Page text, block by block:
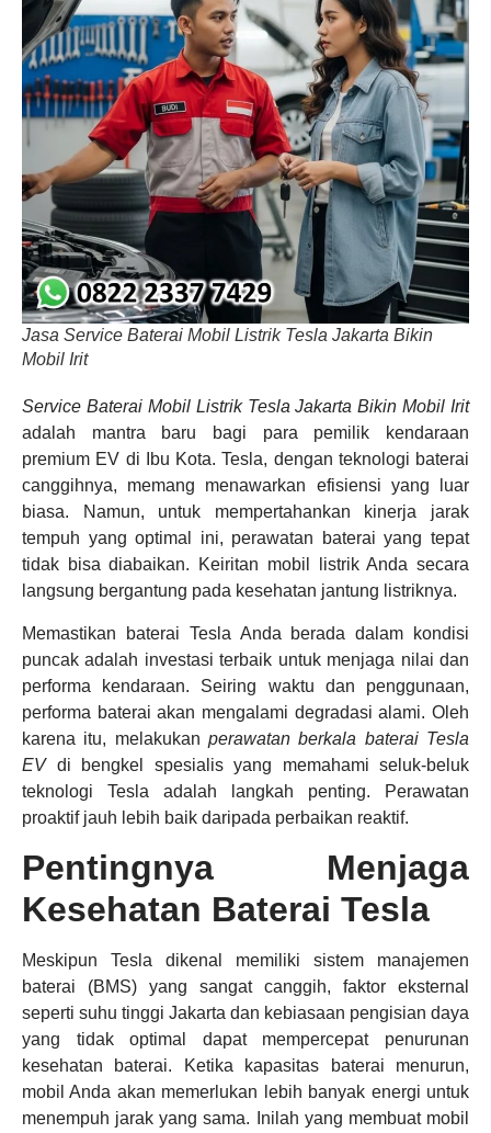
Jasa Service Baterai Mobil Listrik Tesla Jakarta Bikin
Mobil Irit
Service Baterai Mobil Listrik Tesla Jakarta Bikin Mobil Irit
adalah mantra baru bagi para pemilik kendaraan
premium EV di Ibu Kota. Tesla, dengan teknologi baterai
canggihnya, memang menawarkan efisiensi yang luar
biasa. Namun, untuk mempertahankan kinerja jarak
tempuh yang optimal ini, perawatan baterai yang tepat
tidak bisa diabaikan. Keiritan mobil listrik Anda secara
langsung bergantung pada kesehatan jantung listriknya.
Memastikan baterai Tesla Anda berada dalam kondisi
puncak adalah investasi terbaik untuk menjaga nilai dan
performa kendaraan. Seiring waktu dan penggunaan,
performa baterai akan mengalami degradasi alami. Oleh
karena itu, melakukan perawatan berkala baterai Tesla
EVdi bengkel spesialis yang memahami seluk-beluk
teknologi Tesla adalah langkah penting. Perawatan
proaktif jauh lebih baik daripada perbaikan reaktif.
Pentingnya Menjaga
Kesehatan Baterai Tesla
Meskipun Tesla dikenal memiliki sistem manajemen
baterai (BMS) yang sangat canggih, faktor eksternal
seperti suhu tinggi Jakarta dan kebiasaan pengisian daya
yang tidak optimal dapat mempercepat penurunan
kesehatan baterai. Ketika kapasitas baterai menurun,
mobil Anda akan memerlukan lebih banyak energi untuk
menempuh jarak yang sama. Inilah yang membuat mobil